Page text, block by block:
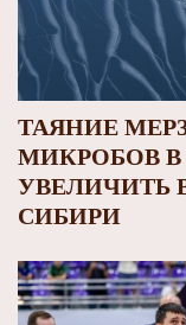
ТАЯНИЕ
МИКРОБОВ
УВЕЛИЧИТЬ
СИБИРИ